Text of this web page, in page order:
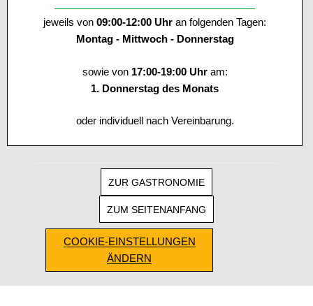
jeweils von 09:00-12:00 Uhr an folgenden Tagen:
Montag - Mittwoch - Donnerstag
sowie von 17:00-19:00 Uhram:
1. Donnerstag des Monats
oder individuell nach Vereinbarung.
ZUR GASTRONOMIE
ZUM SEITENANFANG
COOKIE-EINSTELLUNGEN
ÄNDERN